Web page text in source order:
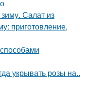
Салат из
приготовление,
укрывать розы на..